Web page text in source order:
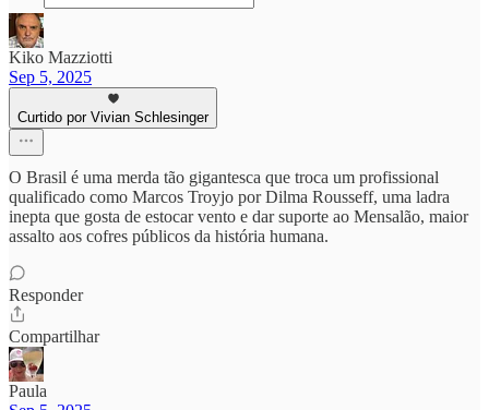
Kiko Mazziotti
Sep 5, 2025
Curtido por Vivian Schlesinger
O Brasil é uma merda tão gigantesca que troca um profissional
qualificado como Marcos Troyjo por Dilma Rousseff, uma ladra
inepta que gosta de estocar vento e dar suporte ao Mensalão, maior
assalto aos cofres públicos da história humana.
Responder
Compartilhar
Paula